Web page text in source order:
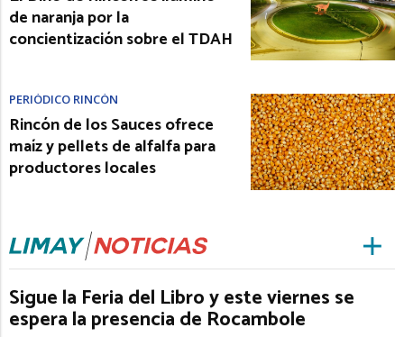
de naranja por la
concientización sobre el TDAH
PERIÓDICO RINCÓN
Rincón de los Sauces ofrece
maíz y pellets de alfalfa para
productores locales
Sigue la Feria del Libro y este viernes se
espera la presencia de Rocambole